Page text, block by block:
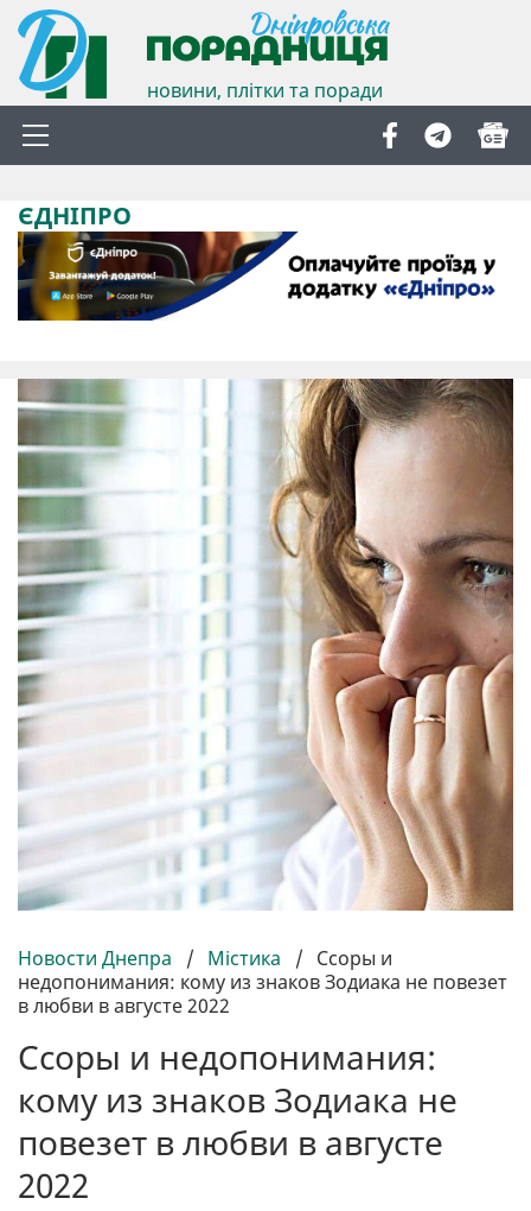
новини, плітки та поради
ЄДНІПРО
Новости Днепра / Містика / Ссоры и
недопонимания: кому из знаков Зодиака не повезет
в любви в августе 2022
Ссоры и недопонимания:
кому из знаков Зодиака не
повезет в любви в августе
2022